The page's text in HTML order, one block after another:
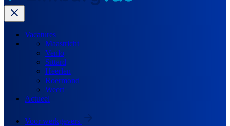
Vacatures
Maastricht
Venlo
Sittard
Heerlen
Roermond
Weert
Actueel
Voor werkgevers